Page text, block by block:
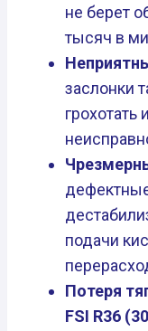
не берет
тысяч в
заслонки
грохотать
подачи
Потеря
FSI R36